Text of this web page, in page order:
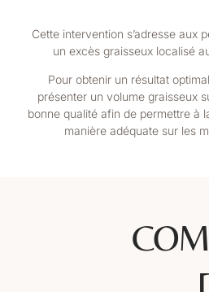
Cette intervention s’adresse aux
un excès graisseux localisé
Pour obtenir un résultat
présenter un volume graisseux
bonne qualité afin de permettre à
manière adéquate sur les